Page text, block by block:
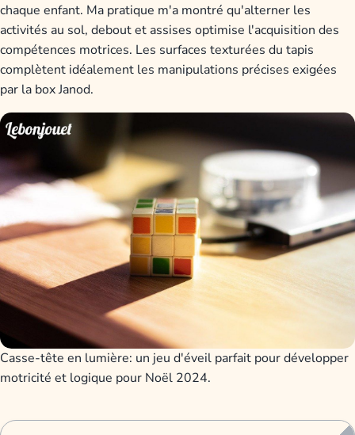
chaque enfant. Ma pratique m'a montré qu'alterner les
activités au sol, debout et assises optimise l'acquisition des
compétences motrices. Les surfaces texturées du tapis
complètent idéalement les manipulations précises exigées
par la box Janod.
Casse-tête en lumière: un jeu d'éveil parfait pour développer
motricité et logique pour Noël 2024.